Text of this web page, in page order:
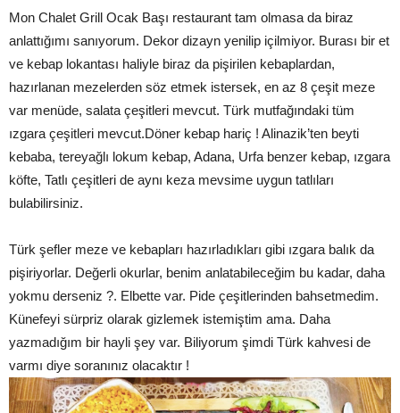
Mon Chalet Grill Ocak Başı restaurant tam olmasa da biraz
anlattığımı sanıyorum. Dekor dizayn yenilip içilmiyor. Burası bir et
ve kebap lokantası haliyle biraz da pişirilen kebaplardan,
hazırlanan mezelerden söz etmek istersek, en az 8 çeşit meze
var menüde, salata çeşitleri mevcut. Türk mutfağındaki tüm
ızgara çeşitleri mevcut.Döner kebap hariç ! Alinazik’ten beyti
kebaba, tereyağlı lokum kebap, Adana, Urfa benzer kebap, ızgara
köfte, Tatlı çeşitleri de aynı keza mevsime uygun tatlıları
bulabilirsiniz.
Türk şefler meze ve kebapları hazırladıkları gibi ızgara balık da
pişiriyorlar. Değerli okurlar, benim anlatabileceğim bu kadar, daha
yokmu derseniz ?. Elbette var. Pide çeşitlerinden bahsetmedim.
Künefeyi sürpriz olarak gizlemek istemiştim ama. Daha
yazmadığım bir hayli şey var. Biliyorum şimdi Türk kahvesi de
varmı diye soranınız olacaktır !